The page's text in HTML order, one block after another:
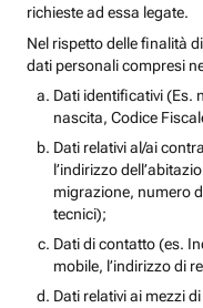
richieste ad essa legate.
Nel rispetto delle finalità
dati personali compresi
Dati identificativi (Es.
nascita, Codice
Dati relativi al/ai
l’indirizzo
migrazione, numero
tecnici);
Dati di contatto (es.
mobile, l’indirizzo di
Dati relativi ai mezzi